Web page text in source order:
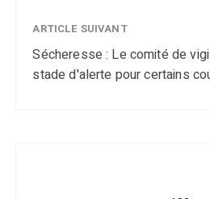
ARTICLE SUIVANT
Sécheresse : Le comité de
stade d'alerte pour certains